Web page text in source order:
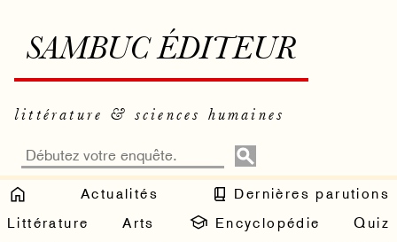
SAMBUC ÉDITEUR
littérature & sciences humaines
Actualités
Dernières parutions
Littérature
Arts Encyclopédie
Quiz